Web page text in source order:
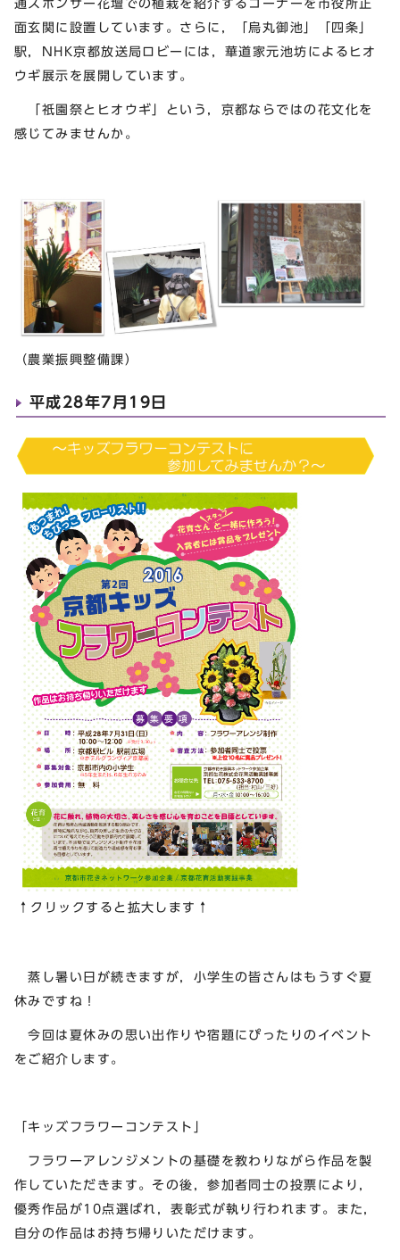
通スポンサー花壇での植栽を紹介するコーナーを市役所正
面玄関に設置しています。さらに，「烏丸御池」「四条」
駅，NHK京都放送局ロビーには，華道家元池坊によるヒオ
ウギ展示を展開しています。
「祇園祭とヒオウギ」という，京都ならではの花文化を
感じてみませんか。
（農業振興整備課）
平成28年7月19日
↑クリックすると拡大します↑
蒸し暑い日が続きますが，小学生の皆さんはもうすぐ夏
休みですね！
今回は夏休みの思い出作りや宿題にぴったりのイベント
をご紹介します。
「キッズフラワーコンテスト」
フラワーアレンジメントの基礎を教わりながら作品を製
作していただきます。その後，参加者同士の投票により，
優秀作品が10点選ばれ，表彰式が執り行われます。また，
自分の作品はお持ち帰りいただけます。